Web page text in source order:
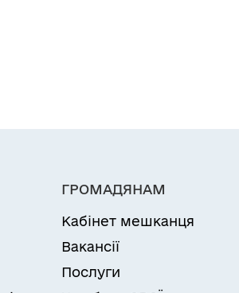
ГРОМАДЯНАМ
Кабінет мешканця
Вакансії
Послуги